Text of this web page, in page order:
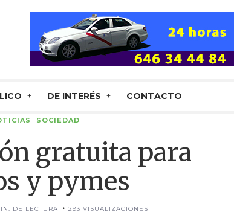
DE INTERÉS CONTACTO
SOCIEDAD
gratuita para
y pymes
DE LECTURA 293 VISUALIZACIONES